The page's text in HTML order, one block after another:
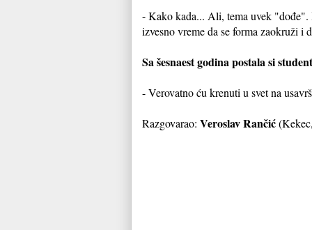
- Kako kada... Ali, tema uvek "dođe".
izvesno vreme da se forma zaokruži i
Sa šesnaest godina postala si
- Verovatno ću krenuti u svet na
Razgovarao: Veroslav Rančić